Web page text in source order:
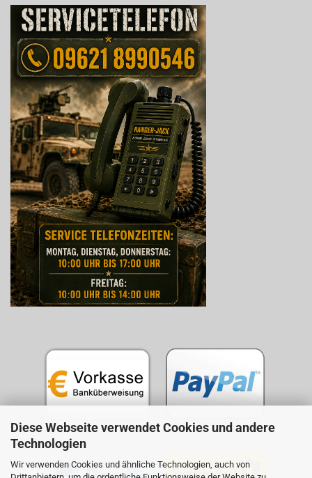
Diese Webseite verwendet Cookies und andere
Technologien
Wir verwenden Cookies und ähnliche Technologien, auch von